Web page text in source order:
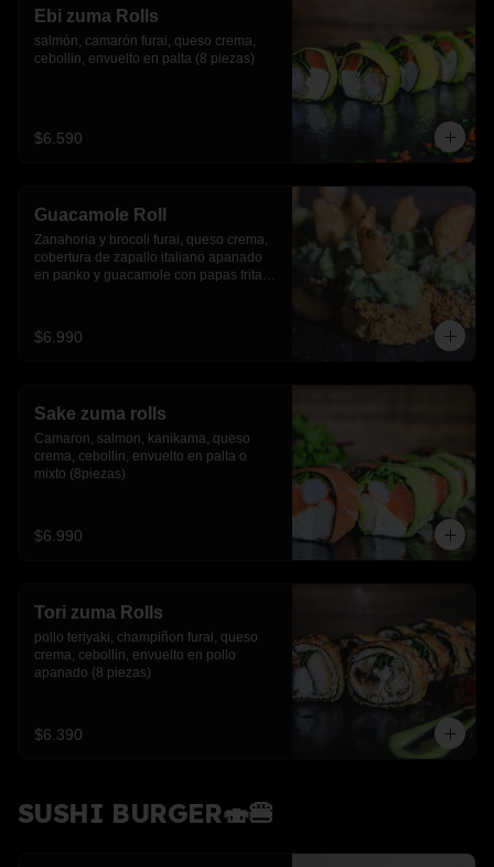
Ebi zuma Rolls
salmón, camarón furai, queso crema,
cebollin, envuelto en palta (8 piezas)
$6.590
Guacamole Roll
Zanahoria y brocoli furai, queso crema,
cobertura de zapallo italiano apanado
en panko y guacamole con papas fritas.
$6.990
Sake zuma rolls
Camaron, salmon, kanikama, queso
crema, cebollin, envuelto en palta o
mixto (8piezas)
$6.990
Tori zuma Rolls
pollo teriyaki, champiñon furai, queso
crema, cebollin, envuelto en pollo
apanado (8 piezas)
$6.390
SUSHI BURGER🍣🍔